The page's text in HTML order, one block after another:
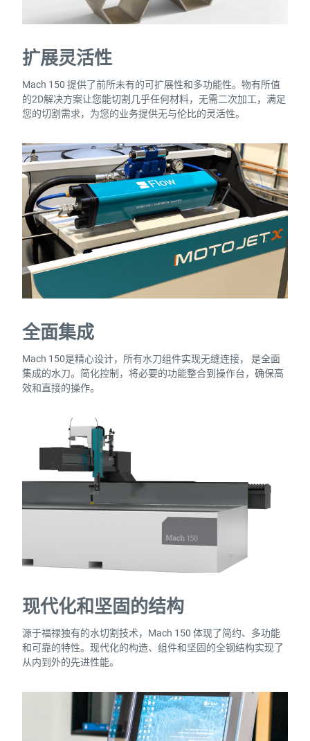
扩展灵活性
Mach 150 提供了前所未有的可扩展性和多功能性。物有所值
的2D解决方案让您能切割几乎任何材料，无需二次加工，满足
您的切割需求，为您的业务提供无与伦比的灵活性。
全面集成
Mach 150是精心设计，所有水刀组件实现无缝连接， 是全面
集成的水刀。简化控制，将必要的功能整合到操作台，确保高
效和直接的操作。
现代化和坚固的结构
源于福禄独有的水切割技术，Mach 150 体现了简约、多功能
和可靠的特性。现代化的构造、组件和坚固的全钢结构实现了
从内到外的先进性能。